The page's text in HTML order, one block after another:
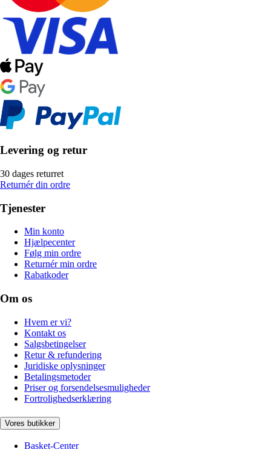
Levering og retur
30 dages returret
Returnér din ordre
Tjenester
Min konto
Hjælpecenter
Følg min ordre
Returnér min ordre
Rabatkoder
Om os
Hvem er vi?
Kontakt os
Salgsbetingelser
Retur & refundering
Juridiske oplysninger
Betalingsmetoder
Priser og forsendelsesmuligheder
Fortrolighedserklæring
Vores butikker
Basket-Center